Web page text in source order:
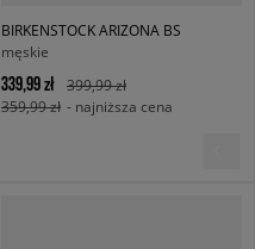
BIRKENSTOCK ARIZONA BS
męskie
339,99 zł
399,99 zł
359,99 zł - najniższa cena